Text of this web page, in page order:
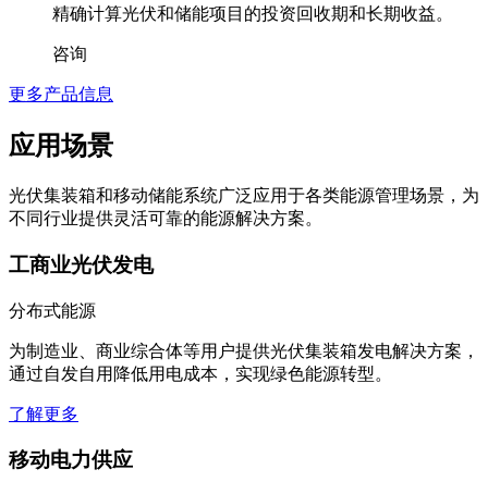
精确计算光伏和储能项目的投资回收期和长期收益。
咨询
更多产品信息
应用场景
光伏集装箱和移动储能系统广泛应用于各类能源管理场景，为
不同行业提供灵活可靠的能源解决方案。
工商业光伏发电
分布式能源
为制造业、商业综合体等用户提供光伏集装箱发电解决方案，
通过自发自用降低用电成本，实现绿色能源转型。
了解更多
移动电力供应